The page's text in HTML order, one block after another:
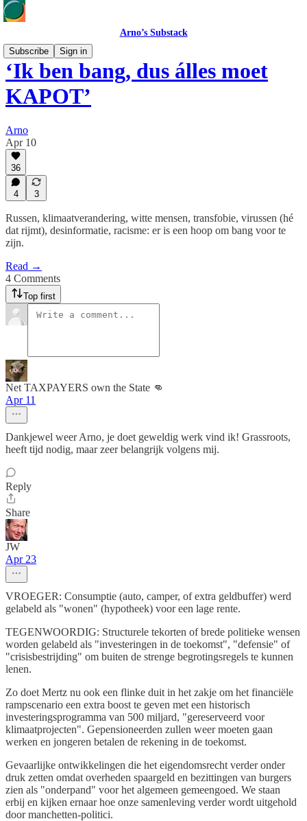
Arno’s Substack
Subscribe
Sign in
‘Ik ben bang, dus álles moet
KAPOT’
Arno
Apr 10
36
4 3
Russen, klimaatverandering, witte mensen, transfobie, virussen (hé
dat rijmt), desinformatie, racisme: er is een hoop om bang voor te
zijn.
Read →
4 Comments
Top first
Net TAXPAYERS own the State 👊
Apr 11
Dankjewel weer Arno, je doet geweldig werk vind ik! Grassroots,
heeft tijd nodig, maar zeer belangrijk volgens mij.
Reply
Share
JW
Apr 23
VROEGER: Consumptie (auto, camper, of extra geldbuffer) werd
gelabeld als "wonen" (hypotheek) voor een lage rente.
TEGENWOORDIG: Structurele tekorten of brede politieke wensen
worden gelabeld als "investeringen in de toekomst", "defensie" of
"crisisbestrijding" om buiten de strenge begrotingsregels te kunnen
lenen.
Zo doet Mertz nu ook een flinke duit in het zakje om het financiële
rampscenario een extra boost te geven met een historisch
investeringsprogramma van 500 miljard, "gereserveerd voor
klimaatprojecten". Gepensioneerden zullen weer moeten gaan
werken en jongeren betalen de rekening in de toekomst.
Gevaarlijke ontwikkelingen die het eigendomsrecht verder onder
druk zetten omdat overheden spaargeld en bezittingen van burgers
zien als "onderpand" voor het algemeen gemeengoed. We staan
erbij en kijken ernaar hoe onze samenleving verder wordt uitgehold
door manchetten-politici.